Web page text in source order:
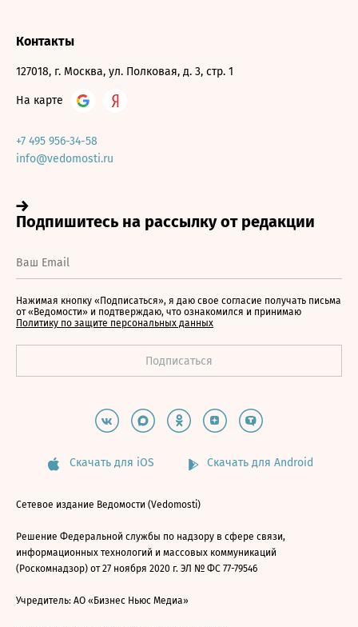
Контакты
127018, г. Москва, ул. Полковая, д. 3, стр. 1
На карте
+7 495 956-34-58
info@vedomosti.ru
Нажимая кнопку «Подписаться», я даю свое согласие получать письма
от «Ведомости» и подтверждаю, что ознакомился и принимаю
Политику по защите персональных данных
Скачать для iOS Скачать для Android
Сетевое издание Ведомости (Vedomosti)
Решение Федеральной службы по надзору в сфере связи,
информационных технологий и массовых коммуникаций
(Роскомнадзор) от 27 ноября 2020 г. ЭЛ № ФС 77-79546
Учредитель: АО «Бизнес Ньюс Медиа»